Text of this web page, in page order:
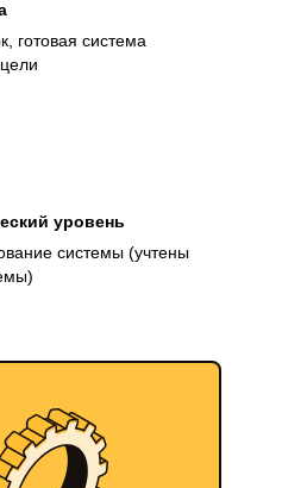
уровень
готовая система
системы (учтены